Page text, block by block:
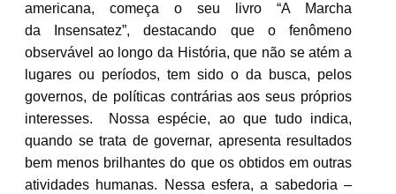
americana, começa o seu livro “A Marcha
da Insensatez”, destacando que o fenômeno
observável ao longo da História, que não se atém a
lugares ou períodos, tem sido o da busca, pelos
governos, de políticas contrárias aos seus próprios
interesses. Nossa espécie, ao que tudo indica,
quando se trata de governar, apresenta resultados
bem menos brilhantes do que os obtidos em outras
atividades humanas. Nessa esfera, a sabedoria –